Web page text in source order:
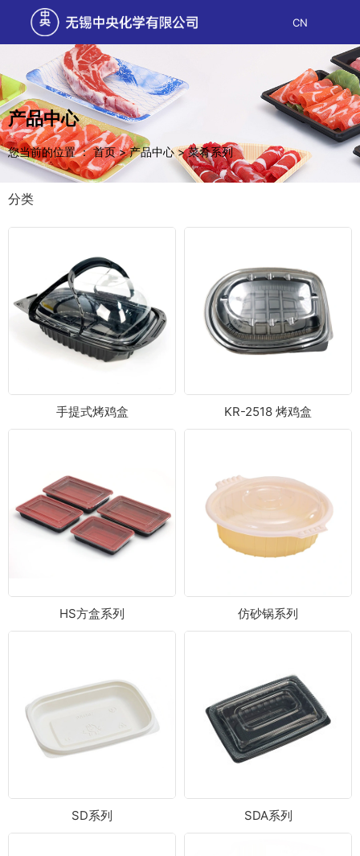
CN
产品中心
您当前的位置 ： 首页>产品中心 >菜肴系列
分类
手提式烤鸡盒 KR-2518 烤鸡盒
HS方盒系列 仿砂锅系列
SD系列 SDA系列